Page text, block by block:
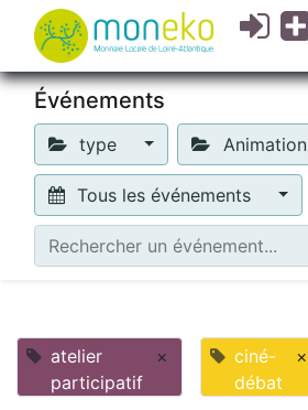
Événements
type Animation
Tous les événements
atelier
participatif
×
ciné-
débat
×